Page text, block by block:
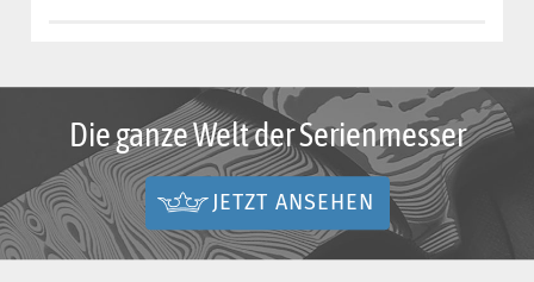
Die ganze Welt der Serienmesser
JETZT ANSEHEN